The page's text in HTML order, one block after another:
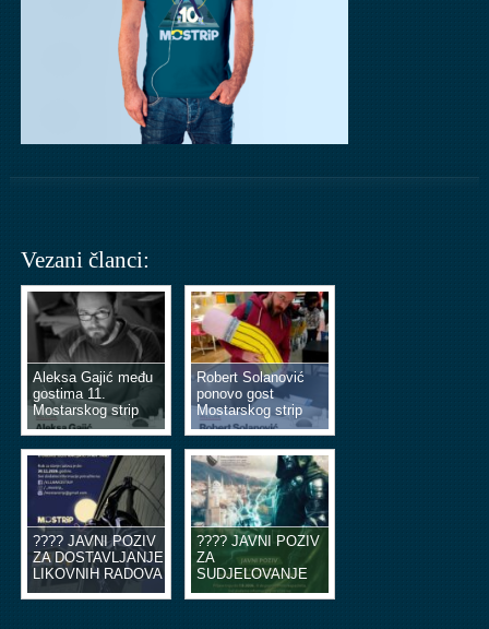
Vezani članci:
Aleksa Gajić među
gostima 11.
Mostarskog strip
vikenda
Robert Solanović
ponovo gost
Mostarskog strip
vikenda
???? JAVNI POZIV
ZA DOSTAVLJANJE
LIKOVNIH RADOVA
U OBLIKU
???? JAVNI POZIV
ZA
SUDJELOVANJE
NA EDUKACIJSKIM